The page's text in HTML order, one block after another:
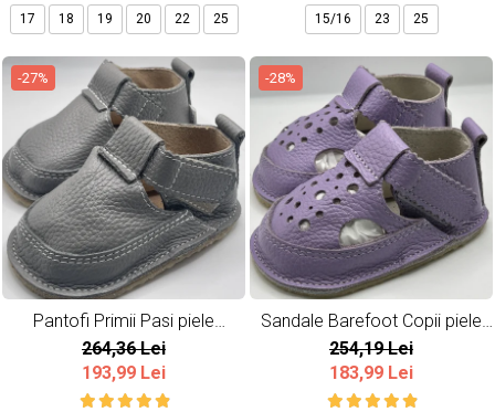
17 18 19 20 22 25 15/16 23 25
-27%
Pantofi Primii Pasi piele
naturala All Grey
264,36 Lei
193,99 Lei
-28%
Sandale Barefoot Copii piele
naturala Lavender
254,19 Lei
183,99 Lei